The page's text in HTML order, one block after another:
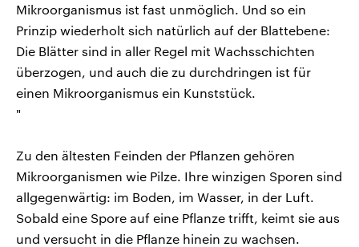
Mikroorganismus ist fast unmöglich. Und so ein
Prinzip wiederholt sich natürlich auf der Blattebene:
Die Blätter sind in aller Regel mit Wachsschichten
überzogen, und auch die zu durchdringen ist für
einen Mikroorganismus ein Kunststück.
"
Zu den ältesten Feinden der Pflanzen gehören
Mikroorganismen wie Pilze. Ihre winzigen Sporen sind
allgegenwärtig: im Boden, im Wasser, in der Luft.
Sobald eine Spore auf eine Pflanze trifft, keimt sie aus
und versucht in die Pflanze hinein zu wachsen.